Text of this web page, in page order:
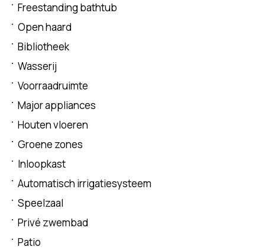
Freestanding bathtub
Open haard
Bibliotheek
Wasserij
Voorraadruimte
Major appliances
Houten vloeren
Groene zones
Inloopkast
Automatisch irrigatiesysteem
Speelzaal
Privé zwembad
Patio